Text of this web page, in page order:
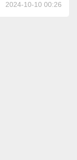
2024-10-10 00:26